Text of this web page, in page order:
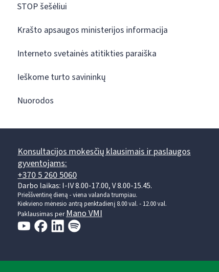
STOP šešėliui
Krašto apsaugos ministerijos informacija
Interneto svetainės atitikties paraiška
Ieškome turto savininkų
Nuorodos
Konsultacijos mokesčių klausimais ir paslaugos
gyventojams:
+370 5 260 5060
Darbo laikas: I-IV 8.00-17.00, V 8.00-15.45.
Prieššventinę dieną - viena valanda trumpiau.
Kiekvieno mėnesio antrą penktadienį 8.00 val. - 12.00 val.
Paklausimas perMano VMI